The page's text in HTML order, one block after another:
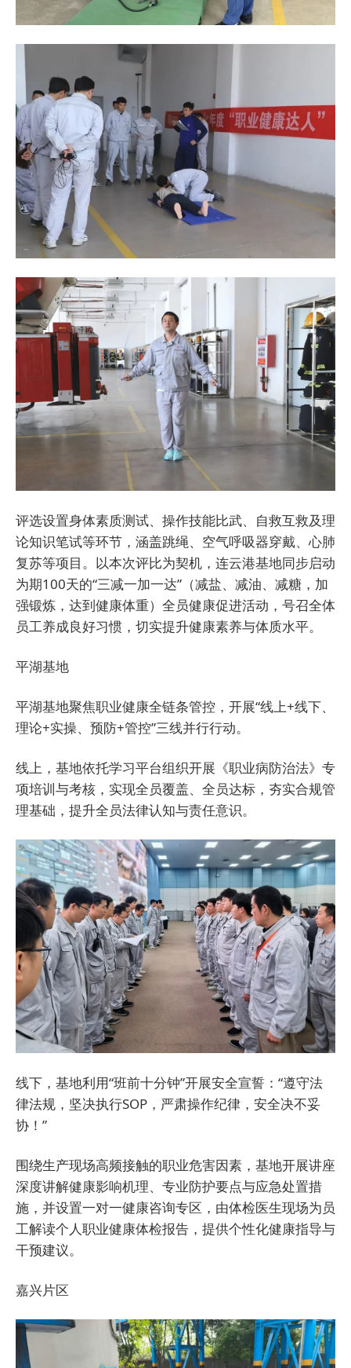
评选设置身体素质测试、操作技能比武、自救互救及理
论知识笔试等环节，涵盖跳绳、空气呼吸器穿戴、心肺
复苏等项目。以本次评比为契机，连云港基地同步启动
为期100天的“三减一加一达”（减盐、减油、减糖，加
强锻炼，达到健康体重）全员健康促进活动，号召全体
员工养成良好习惯，切实提升健康素养与体质水平。
平湖基地
平湖基地聚焦职业健康全链条管控，开展“线上+线下、
理论+实操、预防+管控”三线并行行动。
线上，基地依托学习平台组织开展《职业病防治法》专
项培训与考核，实现全员覆盖、全员达标，夯实合规管
理基础，提升全员法律认知与责任意识。
线下，基地利用“班前十分钟”开展安全宣誓：“遵守法
律法规，坚决执行SOP，严肃操作纪律，安全决不妥
协！”
围绕生产现场高频接触的职业危害因素，基地开展讲座
深度讲解健康影响机理、专业防护要点与应急处置措
施，并设置一对一健康咨询专区，由体检医生现场为员
工解读个人职业健康体检报告，提供个性化健康指导与
干预建议。
嘉兴片区